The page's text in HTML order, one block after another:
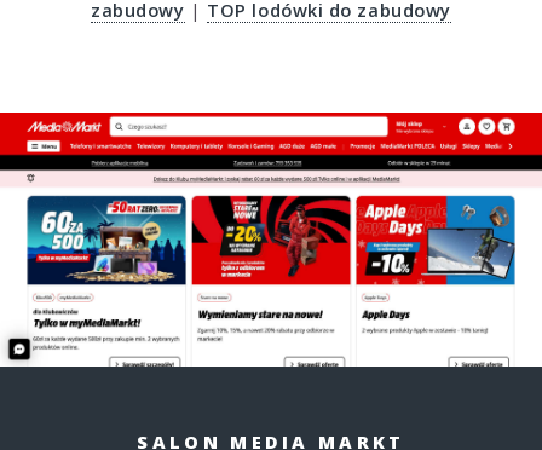
zabudowy | TOP lodówki do zabudowy
SALON MEDIA MARKT